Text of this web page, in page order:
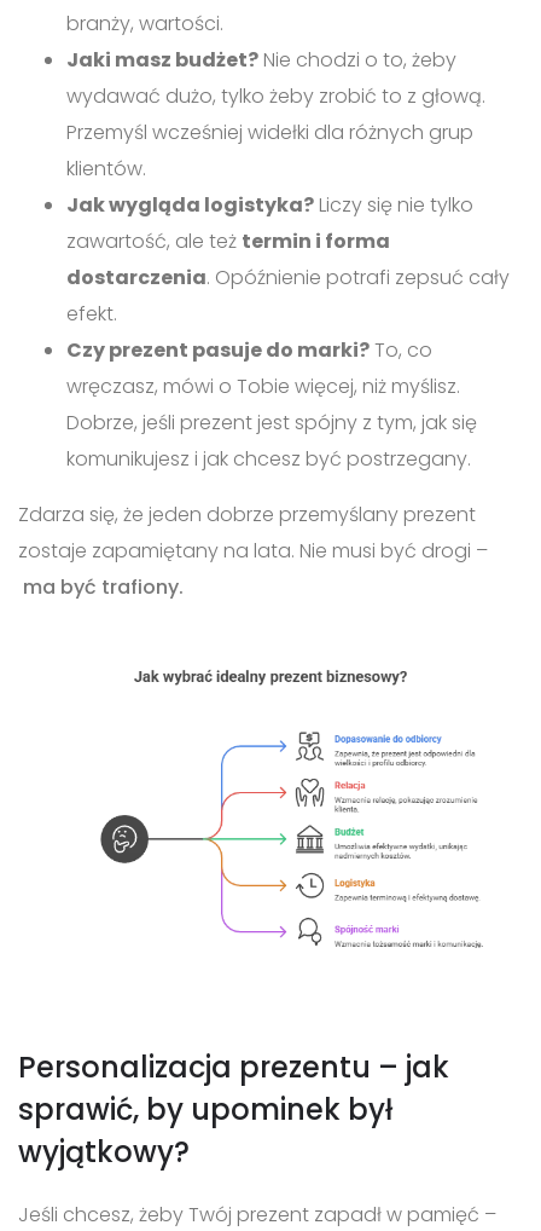
branży, wartości.
Jaki masz budżet? Nie chodzi o to, żeby
wydawać dużo, tylko żeby zrobić to z głową.
Przemyśl wcześniej widełki dla różnych grup
klientów.
Jak wygląda logistyka? Liczy się nie tylko
zawartość, ale też termin i forma
dostarczenia. Opóźnienie potrafi zepsuć cały
efekt.
Czy prezent pasuje do marki?To, co
wręczasz, mówi o Tobie więcej, niż myślisz.
Dobrze, jeśli prezent jest spójny z tym, jak się
komunikujesz i jak chcesz być postrzegany.
Zdarza się, że jeden dobrze przemyślany prezent
zostaje zapamiętany na lata. Nie musi być drogi –
ma być trafiony.
Personalizacja prezentu – jak
sprawić, by upominek był
wyjątkowy?
Jeśli chcesz, żeby Twój prezent zapadł w pamięć –